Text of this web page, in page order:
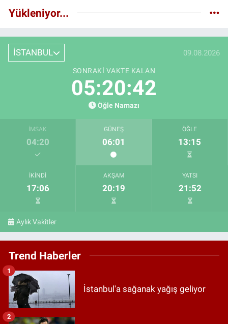
Yükleniyor...
İSTANBUL 09.08.2026
SONRAKI VAKTE KALAN
05:20:40
Öğle Namazı
İMSAK
04:20
GÜNEŞ
06:01
ÖĞLE
13:15
İKINDI
17:06
AKŞAM
20:19
YATSI
21:52
Aylık Vakitler
Trend Haberler
İstanbul'a sağanak yağış geliyor
1
2